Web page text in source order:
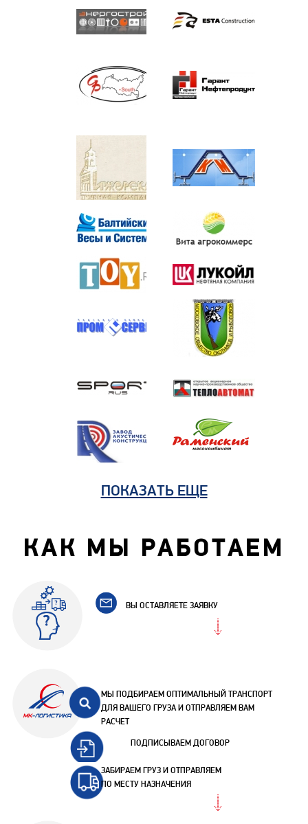
ПОКАЗАТЬ ЕЩЕ
КАК МЫ РАБОТАЕМ
ВЫ ОСТАВЛЯЕТЕ ЗАЯВКУ
МЫ ПОДБИРАЕМ ОПТИМАЛЬНЫЙ ТРАНСПОРТ
ДЛЯ ВАШЕГО ГРУЗА И ОТПРАВЛЯЕМ ВАМ
РАСЧЕТ
ПОДПИСЫВАЕМ ДОГОВОР
ЗАБИРАЕМ ГРУЗ И ОТПРАВЛЯЕМ
ПО МЕСТУ НАЗНАЧЕНИЯ